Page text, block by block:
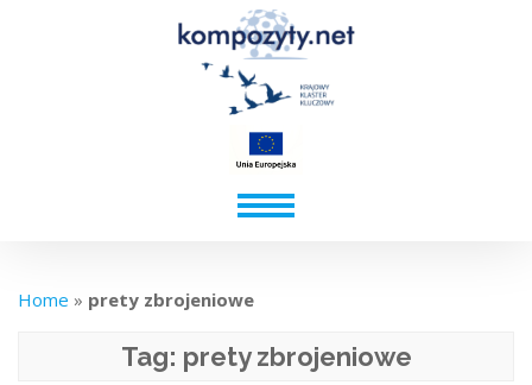
Home » prety zbrojeniowe
Tag: prety zbrojeniowe